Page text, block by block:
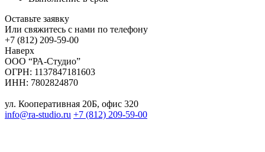
Оставьте заявку
Или свяжитесь с нами по телефону
+7 (812) 209-59-00
Наверх
ООО “РА-Студио”
ОГРН: 1137847181603
ИНН: 7802824870
ул. Кооперативная 20Б, офис 320
info@ra-studio.ru +7 (812) 209-59-00